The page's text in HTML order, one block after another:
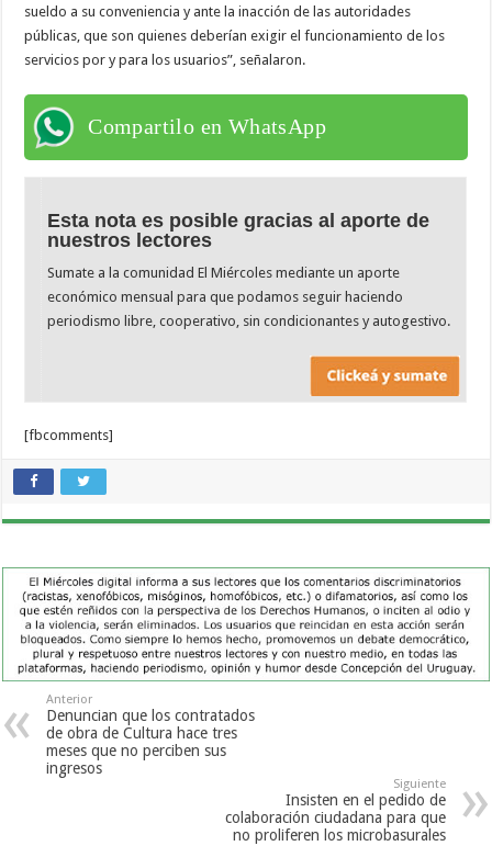
sueldo a su conveniencia y ante la inacción de las autoridades
públicas, que son quienes deberían exigir el funcionamiento de los
servicios por y para los usuarios”, señalaron.
Compartilo en WhatsApp
Esta nota es posible gracias al aporte de
nuestros lectores
Sumate a la comunidad El Miércoles mediante un aporte
económico mensual para que podamos seguir haciendo
periodismo libre, cooperativo, sin condicionantes y autogestivo.
[fbcomments]
Anterior
Denuncian que los contratados
de obra de Cultura hace tres
meses que no perciben sus
ingresos
Siguiente
Insisten en el pedido de
colaboración ciudadana para que
no proliferen los microbasurales